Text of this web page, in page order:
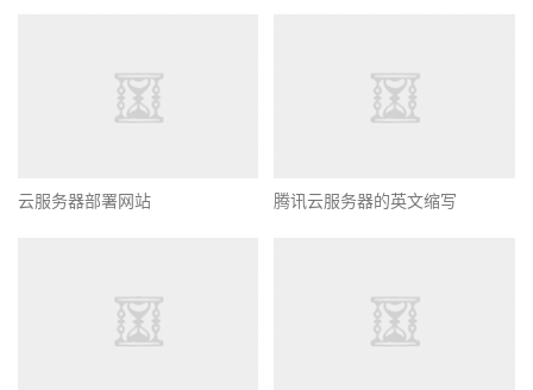
云服务器部署网站 腾讯云服务器的英文缩写